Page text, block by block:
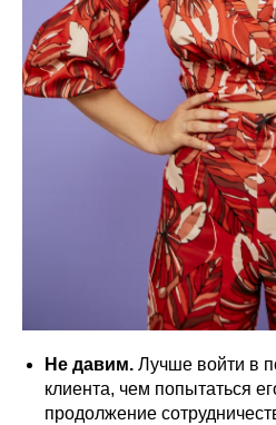
Не давим. Лучше войти в
клиента, чем попытаться
продолжение